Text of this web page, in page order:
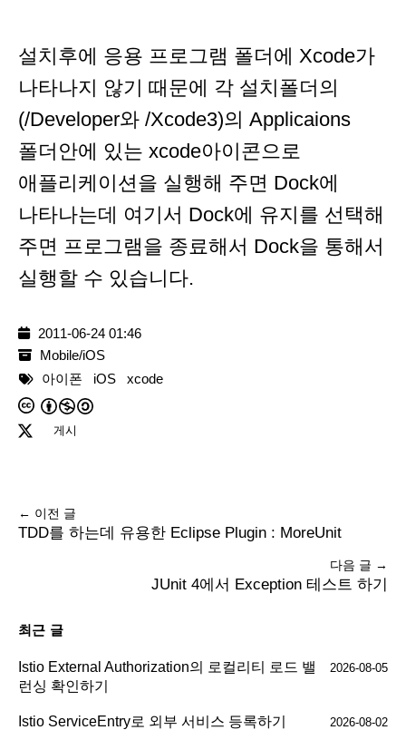
설치후에 응용 프로그램 폴더에 Xcode가
나타나지 않기 때문에 각 설치폴더의
(/Developer와 /Xcode3)의 Applicaions
폴더안에 있는 xcode아이콘으로
애플리케이션을 실행해 주면 Dock에
나타나는데 여기서 Dock에 유지를 선택해
주면 프로그램을 종료해서 Dock을 통해서
실행할 수 있습니다.
2011-06-24 01:46
Mobile/iOS
아이폰
iOS xcode
게시
← 이전 글
TDD를 하는데 유용한 Eclipse Plugin : MoreUnit
다음 글 →
JUnit 4에서 Exception 테스트 하기
최근 글
Istio External Authorization의 로컬리티 로드 밸
런싱 확인하기
2026-08-05
Istio ServiceEntry로 외부 서비스 등록하기 2026-08-02